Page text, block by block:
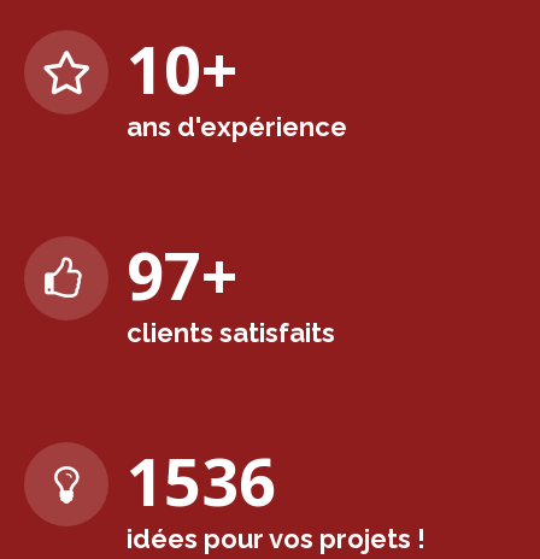
10+
ans d'expérience
98+
clients satisfaits
1570
idées pour vos projets !